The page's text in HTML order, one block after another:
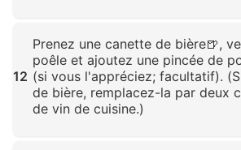
12
Prenez une canette de bière🍺,
poêle et ajoutez une pincée de
(si vous l'appréciez; facultatif).
de bière, remplacez-la par deux
de vin de cuisine.)